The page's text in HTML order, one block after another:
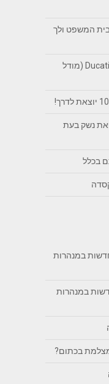
המשפט ולך
מיצו רוכב על Ducati Multistrada V2S (מודל
נשק בעת
במנהרות
במנהרות
בכתום?